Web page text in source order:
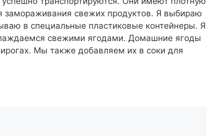
замораживания свежих продуктов. Я выбираю
в специальные пластиковые контейнеры. Я
свежими ягодами. Домашние ягоды
Мы также добавляем их в соки для